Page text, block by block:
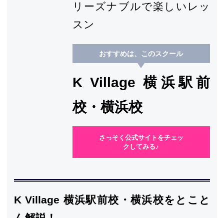
リーズナブルで楽しいレッ
スン
おすすめは、このスクール
K Village 横浜駅前
校・横浜校
さっそく公式サイトをチェッ
クしてみる♪
K Village 横浜駅前校・横浜校をとこと